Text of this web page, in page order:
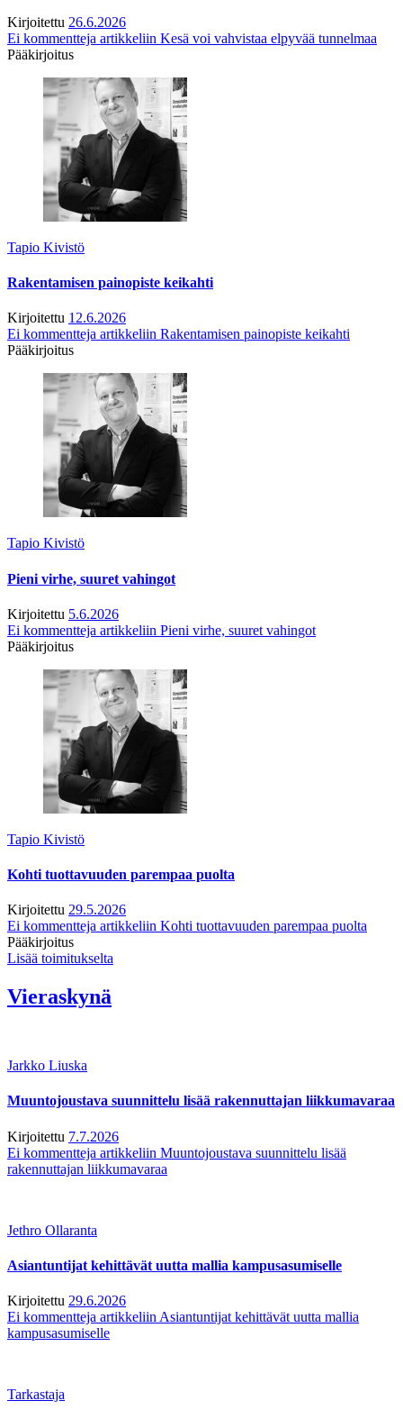
Kirjoitettu 26.6.2026
Ei kommentteja artikkeliin Kesä voi vahvistaa elpyvää tunnelmaa
Pääkirjoitus
Tapio Kivistö
Rakentamisen painopiste keikahti
Kirjoitettu 12.6.2026
Ei kommentteja artikkeliin Rakentamisen painopiste keikahti
Pääkirjoitus
Tapio Kivistö
Pieni virhe, suuret vahingot
Kirjoitettu 5.6.2026
Ei kommentteja artikkeliin Pieni virhe, suuret vahingot
Pääkirjoitus
Tapio Kivistö
Kohti tuottavuuden parempaa puolta
Kirjoitettu 29.5.2026
Ei kommentteja artikkeliin Kohti tuottavuuden parempaa puolta
Pääkirjoitus
Lisää toimitukselta
Vieraskynä
Jarkko Liuska
Muuntojoustava suunnittelu lisää rakennuttajan liikkumavaraa
Kirjoitettu 7.7.2026
Ei kommentteja artikkeliin Muuntojoustava suunnittelu lisää
rakennuttajan liikkumavaraa
Jethro Ollaranta
Asiantuntijat kehittävät uutta mallia kampusasumiselle
Kirjoitettu 29.6.2026
Ei kommentteja artikkeliin Asiantuntijat kehittävät uutta mallia
kampusasumiselle
Tarkastaja